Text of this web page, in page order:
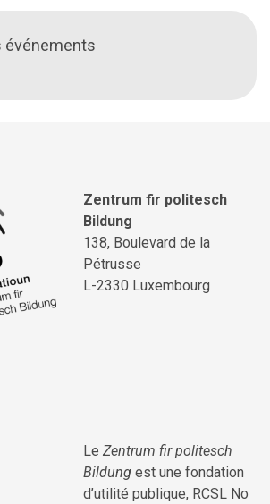
événements
Zentrum fir politesch
Bildung
138, Boulevard de la
Pétrusse
L-2330 Luxembourg
Le Zentrum fir politesch
Bildung est une fondation
d’utilité publique, RCSL No